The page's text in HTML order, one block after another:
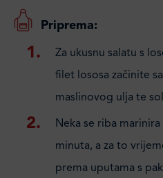
Priprema:
Za ukusnu salatu s
filet lososa začinite
maslinovog ulja te
Neka se riba
minuta, a za to
prema uputama s